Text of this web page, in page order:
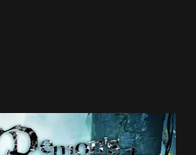
isto. Iba s „malým„
vyzerá oveľa krajšie